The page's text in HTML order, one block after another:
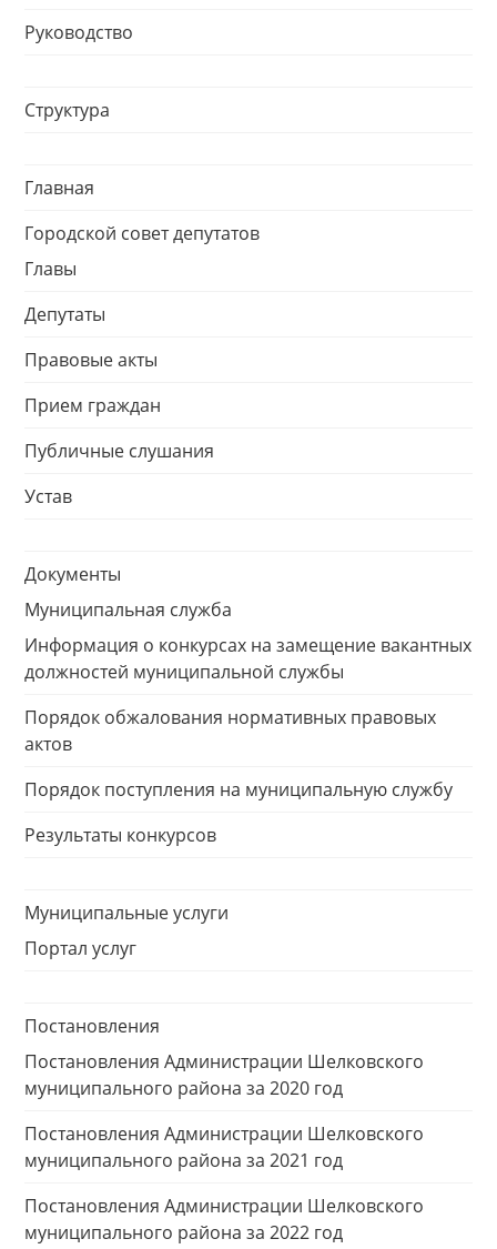
Руководство
Структура
Главная
Городской совет депутатов
Главы
Депутаты
Правовые акты
Прием граждан
Публичные слушания
Устав
Документы
Муниципальная служба
Информация о конкурсах на замещение вакантных
должностей муниципальной службы
Порядок обжалования нормативных правовых
актов
Порядок поступления на муниципальную службу
Результаты конкурсов
Муниципальные услуги
Портал услуг
Постановления
Постановления Администрации Шелковского
муниципального района за 2020 год
Постановления Администрации Шелковского
муниципального района за 2021 год
Постановления Администрации Шелковского
муниципального района за 2022 год